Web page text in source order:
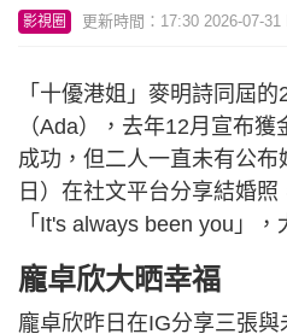
影視圈 更新時間：17:30 2026-07-31
「十優港姐」麥明詩同屆
（Ada），去年12月宣布
成功，但二人一直未有公
日）在社文平台分享結婚照
「It's always been you」
龐卓欣大晒幸福
龐卓欣昨日在IG分享三張